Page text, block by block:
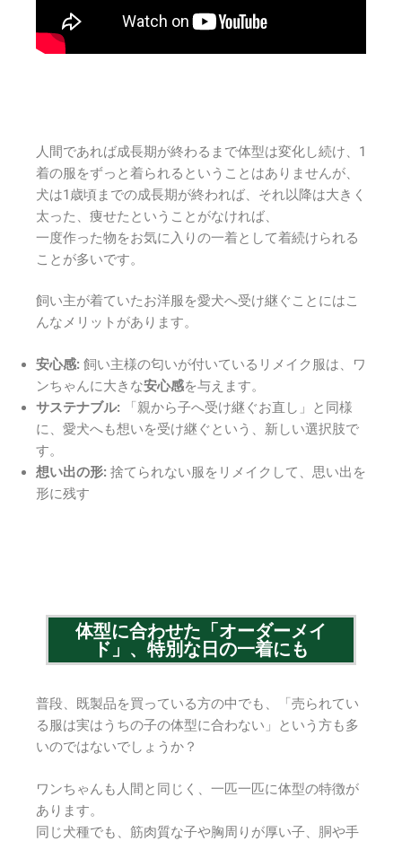
人間であれば成長期が終わるまで体型は変化し続け、1
着の服をずっと着られるということはありませんが、
犬は1歳頃までの成長期が終われば、それ以降は大きく
太った、痩せたということがなければ、
一度作った物をお気に入りの一着として着続けられる
ことが多いです。
飼い主が着ていたお洋服を愛犬へ受け継ぐことにはこ
んなメリットがあります。
安心感: 飼い主様の匂いが付いているリメイク服は、ワ
ンちゃんに大きな安心感を与えます。
サステナブル: 「親から子へ受け継ぐお直し」と同様
に、愛犬へも想いを受け継ぐという、新しい選択肢で
す。
想い出の形: 捨てられない服をリメイクして、思い出を
形に残す
体型に合わせた「オーダーメイ
ド」、特別な日の一着にも
普段、既製品を買っている方の中でも、「売られてい
る服は実はうちの子の体型に合わない」という方も多
いのではないでしょうか？
ワンちゃんも人間と同じく、一匹一匹に体型の特徴が
あります。
同じ犬種でも、筋肉質な子や胸周りが厚い子、胴や手